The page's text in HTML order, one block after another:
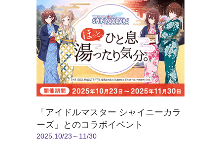
「アイドルマスター シャイニーカラ
ーズ」とのコラボイベント
2025.10/23～11/30